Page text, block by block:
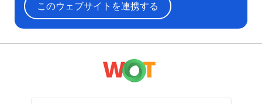
このウェブサイトを連携する